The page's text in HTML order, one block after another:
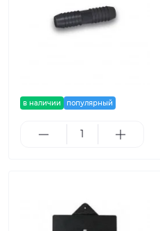
в наличии популярный